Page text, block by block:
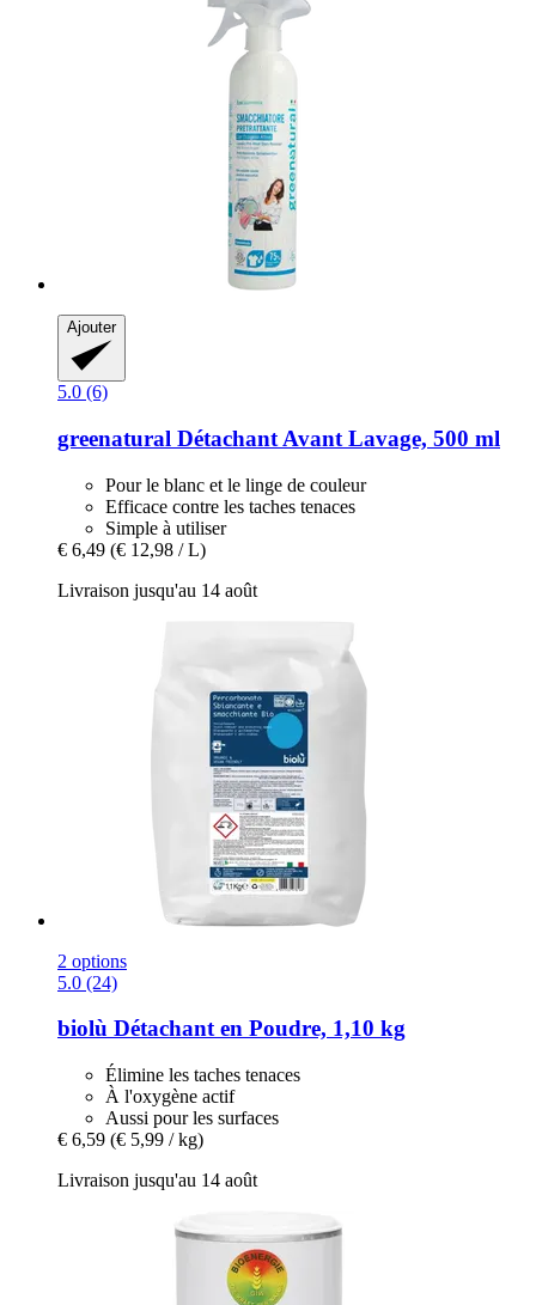
Ajouter
5.0 (6)
greenatural Détachant Avant Lavage, 500 ml
Pour le blanc et le linge de couleur
Efficace contre les taches tenaces
Simple à utiliser
€ 6,49 (€ 12,98 / L)
Livraison jusqu'au 14 août
2 options
5.0 (24)
biolù Détachant en Poudre, 1,10 kg
Élimine les taches tenaces
À l'oxygène actif
Aussi pour les surfaces
€ 6,59 (€ 5,99 / kg)
Livraison jusqu'au 14 août